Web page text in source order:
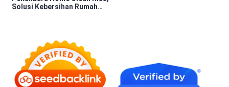
Solusi Kebersihan Rumah